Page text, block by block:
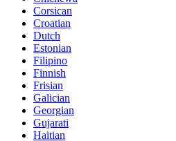
Corsican
Croatian
Dutch
Estonian
Filipino
Finnish
Frisian
Galician
Georgian
Gujarati
Haitian